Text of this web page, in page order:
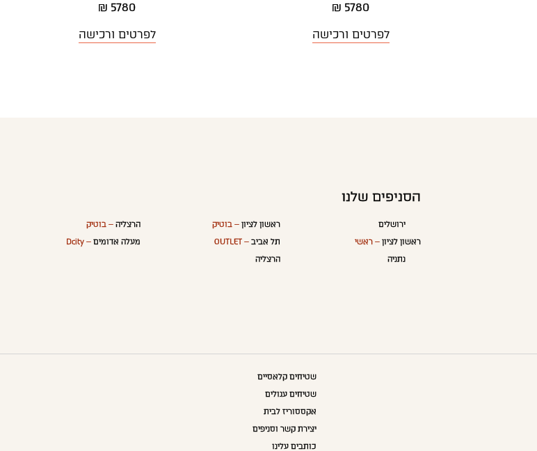
5780 ₪
לפרטים ורכישה
5780 ₪
לפרטים ורכישה
הסניפים שלנו
ירושלים
ראשון לציון – ראשי
נתניה
ראשון לציון– בוטיק
תל אביב– OUTLET
הרצליה
הרצליה– בוטיק
מעלה אדומים – Dcity
שטיחים קלאסיים
שטיחים עגולים
אקססוריז לבית
יצירת קשר וסניפים
כותבים עלינו